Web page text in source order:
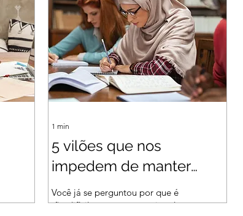
1 min
5 vilões que nos
impedem de manter
uma Rotina de Estudos"
Você já se perguntou por que é
tão difícil manter uma rotina de